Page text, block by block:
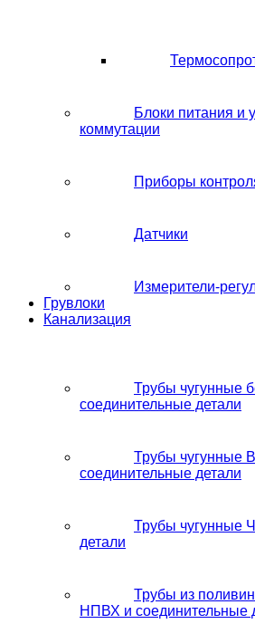
Блоки питания и
коммутации
Приборы
Датчики
Измерители-
Грувлоки
Канализация
Трубы чугунные
соединительные детали
Трубы чугунные
соединительные детали
Трубы чугунные
детали
Трубы из
НПВХ и соединительные